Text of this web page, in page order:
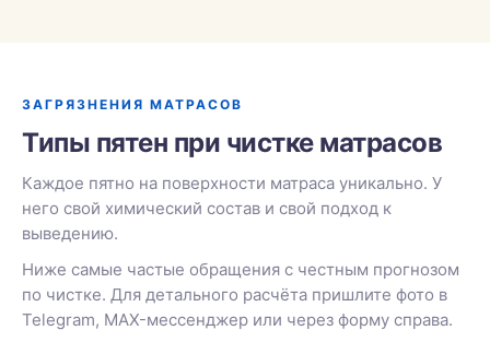
ЗАГРЯЗНЕНИЯ МАТРАСОВ
Типы пятен при чистке матрасов
Каждое пятно на поверхности матраса уникально. У
него свой химический состав и свой подход к
выведению.
Ниже самые частые обращения с честным прогнозом
по чистке. Для детального расчёта пришлите фото в
Telegram, MAX-мессенджер или через форму справа.